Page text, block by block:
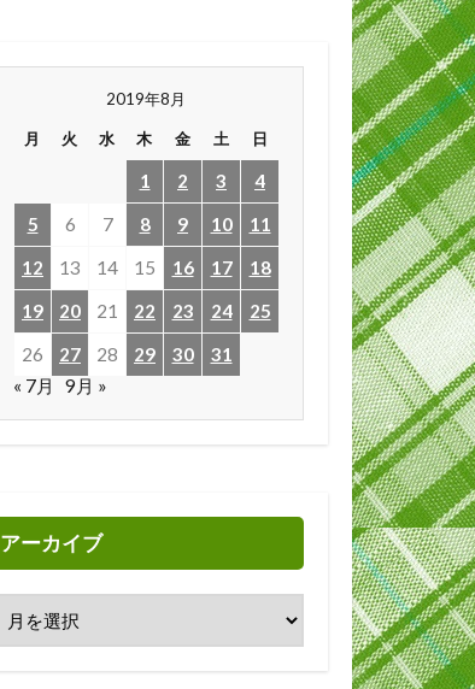
2019年8月
月 火 水 木 金 土 日
1 2 3
4
5
6 7 8 9 10
11
12
13 14 15 16 17
18
19
20 21 22 23 24
25
26
27 28 29 30
31
« 7月
9月 »
アーカイブ